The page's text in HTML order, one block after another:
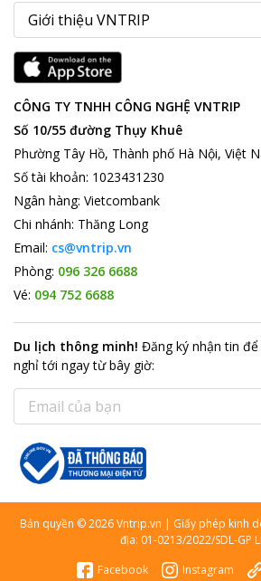
CÔNG TY TNHH CÔNG NGHỆ VNTRIP
Số 10/55 đường Thụy Khuê
Phường Tây Hồ, Thành phố Hà Nội, Việt
Số tài khoản: 1023431230
Ngân hàng: Vietcombank
Chi nhánh: Thăng Long
Email: cs@vntrip.vn
Phòng: 096 326 6688
Vé: 094 752 6688
Du lịch thông minh! Đăng ký nhận tin
nghỉ tới ngay từ bây giờ:
Bản quyền ©2026Vntrip.vn | Giấy phép kinh
địa: 01-0213/2022/SDL-GP
Facebook
Instagram